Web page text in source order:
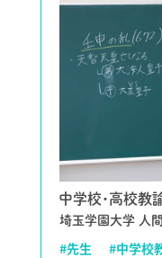
中学校・高校教
埼玉学園大学 人
#先生 #中学校